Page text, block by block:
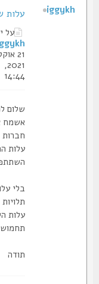
עלות של
על ידי
iggykh
»
21 אוקטובר
2021,
14:44
שלום לכולם,
אשמח אם
חברות
עלות
השתתפות
בלי
תלויות
תחמושת.
iggykh